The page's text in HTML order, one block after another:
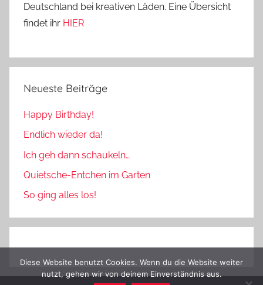
Deutschland bei kreativen Läden. Eine Übersicht
findet ihr HIER
Neueste Beiträge
Happy Birthday!
Endlich wieder da!
Ich geh dann schaukeln…
Quietsche-Entchen im Garten
So ging alles los!
Diese Website benutzt Cookies. Wenn du die Website weiter
nutzt, gehen wir von deinem Einverständnis aus.